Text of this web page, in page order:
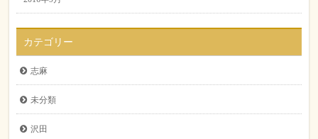
カテゴリー
志麻
未分類
沢田